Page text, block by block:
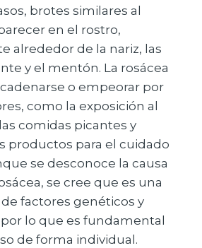
brotes similares al
en el rostro,
alrededor de la nariz, las
y el mentón. La rosácea
o empeorar por
como la exposición al
comidas picantes y
productos para el cuidado
se desconoce la causa
se cree que es una
factores genéticos y
lo que es fundamental
de forma individual.